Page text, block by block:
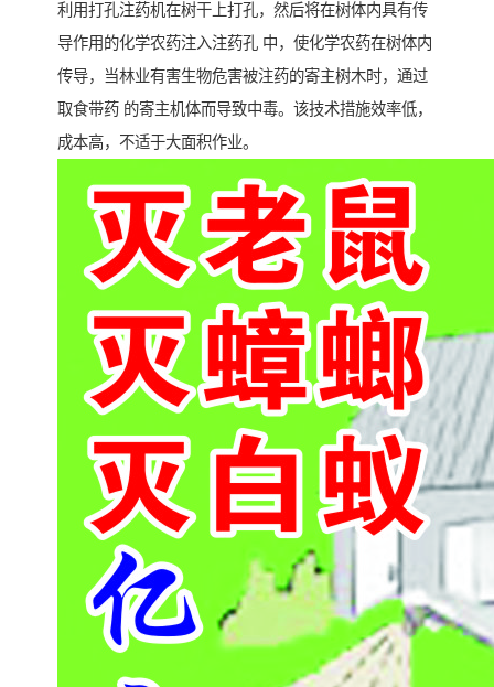
利用打孔注药机在树干上打孔，然后将在树体内具有传
导作用的化学农药注入注药孔 中，使化学农药在树体内
传导，当林业有害生物危害被注药的寄主树木时，通过
取食带药 的寄主机体而导致中毒。该技术措施效率低，
成本高，不适于大面积作业。